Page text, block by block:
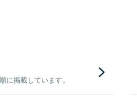
に掲載しています。